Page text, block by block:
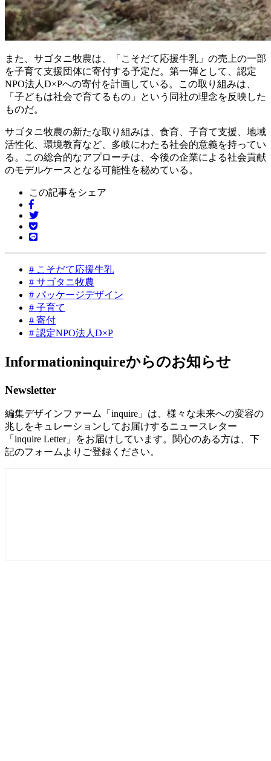
また、サゴタニ牧農は、「こそだて応援牛乳」の売上の一部
を子育て支援団体に寄付する予定だ。第一弾として、認定
NPO法人D×Pへの寄付を計画している。この取り組みは、
「子どもは社会で育てるもの」という同社の理念を反映した
ものだ。
サゴタニ牧農の新たな取り組みは、食育、子育て支援、地域
活性化、環境教育など、多岐にわたる社会的意義を持ってい
る。この総合的なアプローチは、今後の企業による社会貢献
のモデルケースとなる可能性を秘めている。
この記事をシェア
# こそだて応援牛乳
# サゴタニ牧農
# パッケージデザイン
# 子育て
# 寄付
# 認定NPO法人D×P
Informationinquireからのお知らせ
Newsletter
編集デザインファーム「inquire」は、様々な未来への変容の
兆しをキュレーションしてお届けするニュースレター
「inquire Letter」をお届けしています。関心のある方は、下
記のフォームよりご登録ください。